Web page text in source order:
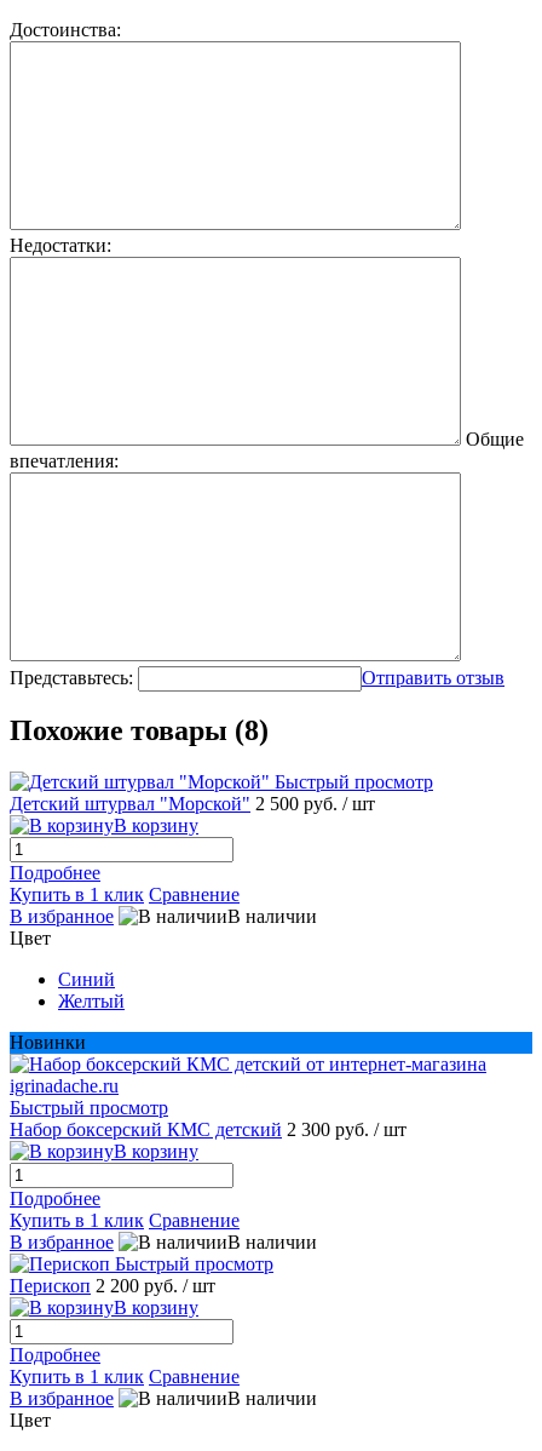
Достоинства:
Недостатки:
Общие
впечатления:
Представьтесь: Отправить отзыв
Похожие товары (8)
Быстрый просмотр
Детский штурвал "Морской" 2 500 руб. / шт
В корзину
Подробнее
Купить в 1 клик Сравнение
В избранное
В наличии
Цвет
Синий
Желтый
Новинки
Быстрый просмотр
Набор боксерский КМС детский 2 300 руб. / шт
В корзину
Подробнее
Купить в 1 клик Сравнение
В избранное
В наличии
Быстрый просмотр
Перископ 2 200 руб. / шт
В корзину
Подробнее
Купить в 1 клик Сравнение
В избранное
В наличии
Цвет